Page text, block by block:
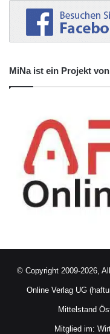
MiNa ist ein Projekt
© Copyright 2009-2026,
Online Verlag UG
Mittelstand
Mitglied im: